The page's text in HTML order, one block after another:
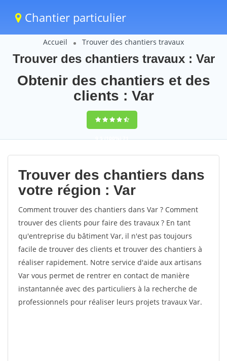
Chantier particulier
Accueil Trouver des chantiers travaux
Trouver des chantiers travaux : Var
Obtenir des chantiers et des
clients : Var
9,5(100%)71
votes
Trouver des chantiers dans
votre région : Var
Comment trouver des chantiers dans Var ? Comment
trouver des clients pour faire des travaux ? En tant
qu'entreprise du bâtiment Var, il n'est pas toujours
facile de trouver des clients et trouver des chantiers à
réaliser rapidement. Notre service d'aide aux artisans
Var vous permet de rentrer en contact de manière
instantannée avec des particuliers à la recherche de
professionnels pour réaliser leurs projets travaux Var.